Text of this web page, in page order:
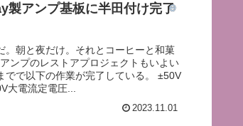
製アンプ基板に半田付け完了
。朝と夜だけ。それとコーヒーと和菓
ンプのレストアプロジェクトもいよい
でで以下の作業が完了している。 ±50V
大電流定電圧...
2023.11.01